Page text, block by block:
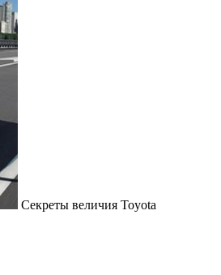
Секреты величия Toyota